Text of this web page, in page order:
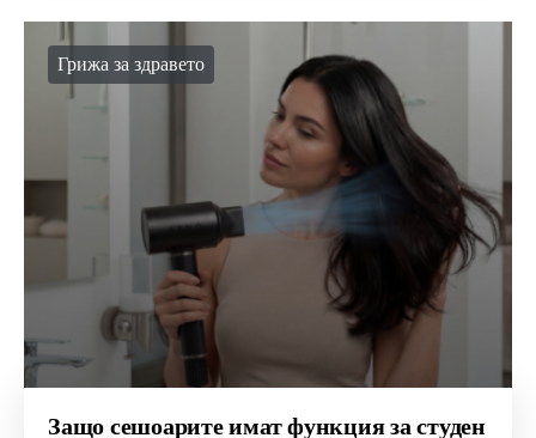
Грижа за здравето
Защо сешоарите имат функция за студен